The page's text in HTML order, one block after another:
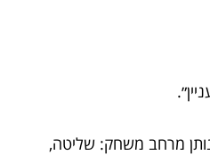
מרחב משחק: שליטה,